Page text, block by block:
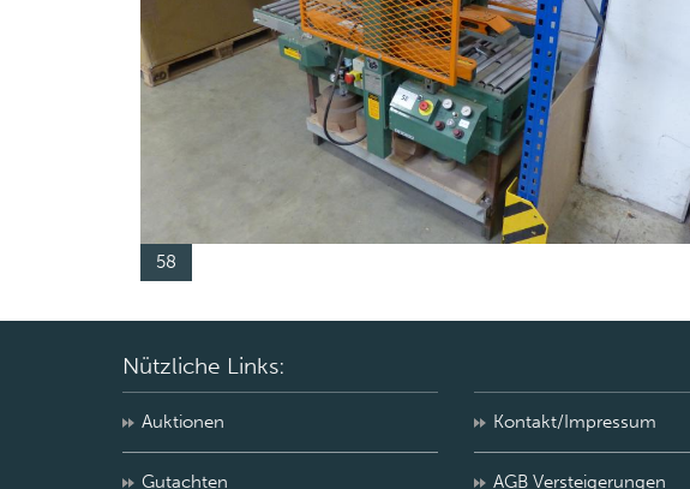
58
Nützliche Links:
Auktionen
Gutachten
Kontakt/Impressum
AGB Versteigerungen